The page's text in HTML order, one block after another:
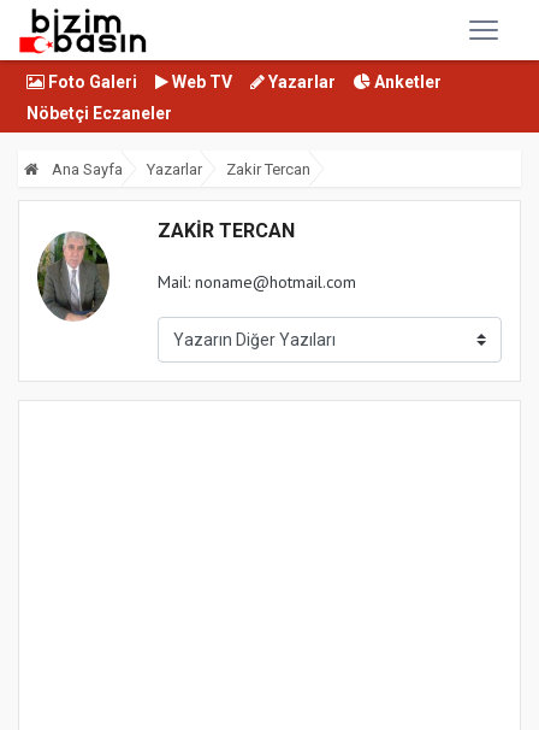
Foto Galeri Web TV Yazarlar
Anketler
Nöbetçi Eczaneler
Ana Sayfa Yazarlar Zakir Tercan
ZAKIR TERCAN
Mail: noname@hotmail.com